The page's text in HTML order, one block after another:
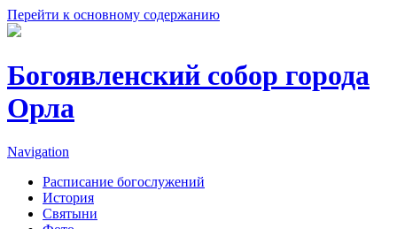
Перейти к основному содержанию
Богоявленский собор города
Орла
Navigation
Расписание богослужений
История
Святыни